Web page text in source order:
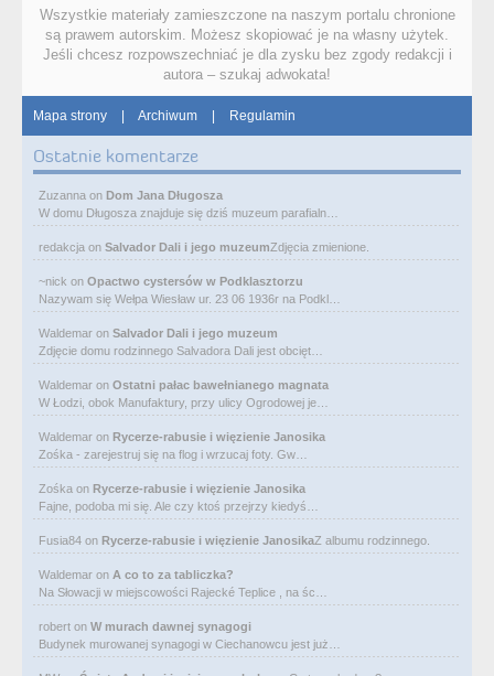
Wszystkie materiały zamieszczone na naszym portalu chronione
są prawem autorskim. Możesz skopiować je na własny użytek.
Jeśli chcesz rozpowszechniać je dla zysku bez zgody redakcji i
autora – szukaj adwokata!
Mapa strony | Archiwum | Regulamin
Ostatnie komentarze
Zuzanna on Dom Jana Długosza
W domu Długosza znajduje się dziś muzeum parafialn…
redakcja on Salvador Dali i jego muzeumZdjęcia zmienione.
~nick on Opactwo cystersów w Podklasztorzu
Nazywam się Wełpa Wiesław ur. 23 06 1936r na Podkl…
Waldemar on Salvador Dali i jego muzeum
Zdjęcie domu rodzinnego Salvadora Dali jest obcięt…
Waldemar on Ostatni pałac bawełnianego magnata
W Łodzi, obok Manufaktury, przy ulicy Ogrodowej je…
Waldemar on Rycerze-rabusie i więzienie Janosika
Zośka - zarejestruj się na flog i wrzucaj foty. Gw…
Zośka on Rycerze-rabusie i więzienie Janosika
Fajne, podoba mi się. Ale czy ktoś przejrzy kiedyś…
Fusia84 on Rycerze-rabusie i więzienie JanosikaZ albumu rodzinnego.
Waldemar on A co to za tabliczka?
Na Słowacji w miejscowości Rajecké Teplice , na śc…
robert on W murach dawnej synagogi
Budynek murowanej synagogi w Ciechanowcu jest już…